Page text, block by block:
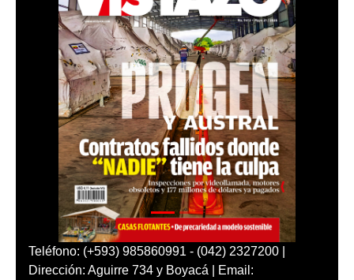
Teléfono: (+593) 985860991 - (042) 2327200 |
Dirección: Aguirre 734 y Boyacá | Email: